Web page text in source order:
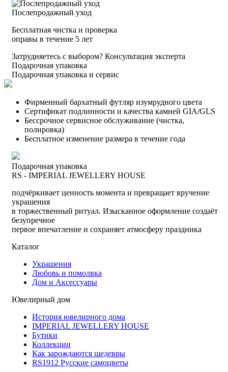
Послепродажный уход
Бесплатная чистка и проверка
оправы в течение 5 лет
Затрудняетесь с выбором? Консультация эксперта
Подарочная упаковка
Подарочная упаковка и сервис
Фирменный бархатный футляр изумрудного цвета
Сертификат подлинности и качества камней GIA/GLS
Бессрочное сервисное обслуживание (чистка,
полировка)
Бесплатное изменение размера в течение года
Подарочная упаковка
RS - IMPERIAL JEWELLERY HOUSE
подчёркивает ценность момента и превращает вручение
украшения
в торжественный ритуал. Изысканное оформление создаёт
безупречное
первое впечатление и сохраняет атмосферу праздника
Каталог
Украшения
Любовь и помолвка
Дом и Аксессуары
Ювелирный дом
История ювелирного дома
IMPERIAL JEWELLERY HOUSE
Бутики
Коллекции
Как зарождаются шедевры
RS1912 Русские самоцветы